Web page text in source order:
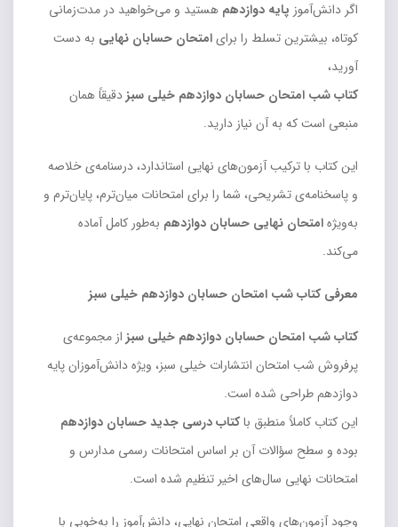
اگر دانش‌آموز پایه دوازدهم هستید و می‌خواهید در مدت‌زمانی
کوتاه، بیشترین تسلط را برایامتحان حسابان نهایی به دست
آورید،
کتاب شب امتحان حسابان دوازدهم خیلی سبزدقیقاً همان
منبعی است که به آن نیاز دارید.
این کتاب با ترکیب آزمون‌های نهایی استاندارد، درسنامه‌ی خلاصه
و پاسخنامه‌ی تشریحی، شما را برای امتحانات میان‌ترم، پایان‌ترم و
به‌ویژهامتحان نهایی حسابان دوازدهم به‌طور کامل آماده
می‌کند.
معرفی کتاب شب امتحان حسابان دوازدهم خیلی سبز
کتاب شب امتحان حسابان دوازدهم خیلی سبز از مجموعه‌ی
پرفروش شب امتحان انتشارات خیلی سبز، ویژه دانش‌آموزان پایه
دوازدهم طراحی شده است.
این کتاب کاملاً منطبق باکتاب درسی جدید حسابان دوازدهم
بوده و سطح سؤالات آن بر اساس امتحانات رسمی مدارس و
امتحانات نهایی سال‌های اخیر تنظیم شده است.
وجود آزمون‌های واقعی امتحان نهایی، دانش‌آموز را به‌خوبی با